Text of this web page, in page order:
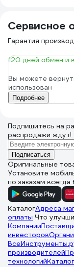
Сервисное
Гарантия
120 дней обмен и
Вы можете
использован
Подробнее
Подпишитесь на
распродажи ждут!
Подписаться
Оригинальные
Установите
по заказам
КаталогАдреса
оплаты Что
Компании
инвесторов
производителей
технологий